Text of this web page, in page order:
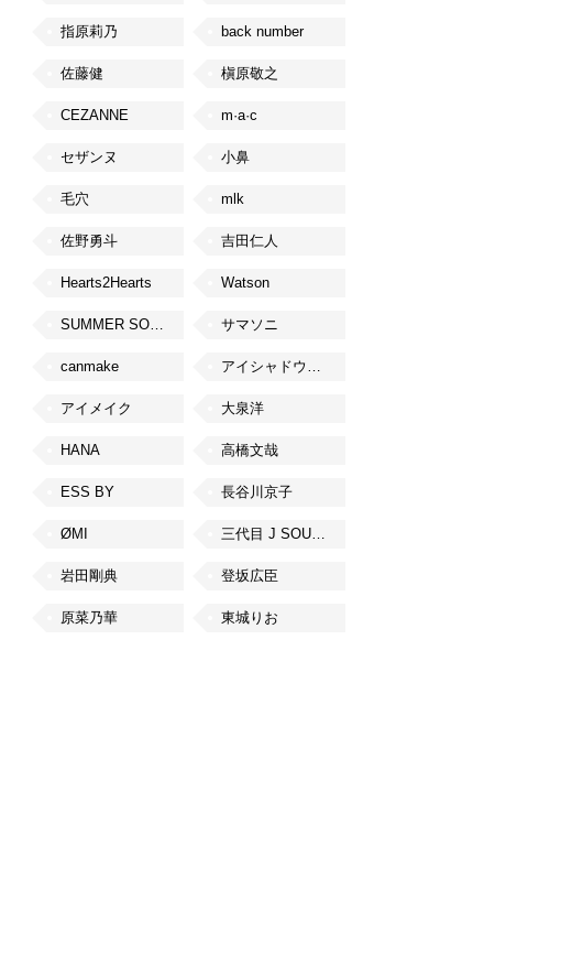
指原莉乃 back number
佐藤健 槇原敬之
CEZANNE m·a·c
セザンヌ 小鼻
毛穴 mlk
佐野勇斗 吉田仁人
Hearts2Hearts Watson
SUMMER SONIC サマソニ
canmake アイシャドウベース
アイメイク 大泉洋
HANA 高橋文哉
ESS BY 長谷川京子
ØMI 三代目 J SOUL BROTHERS from EXILE TRIBE
岩田剛典 登坂広臣
原菜乃華 東城りお